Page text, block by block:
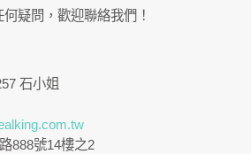
疑問，歡迎聯絡我們！
石小姐
888號14樓之2